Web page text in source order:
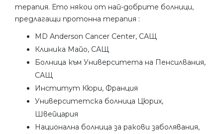
терапия. Ето някои от най-добрите болници,
предлагащи протонна терапия :
MD Anderson Cancer Center, САЩ
Клиника Майо, САЩ
Болница към Университета на Пенсилвания,
САЩ
Институт Кюри, Франция
Университетска болница Цюрих,
Швейцария
Национална болница за ракови заболявания,